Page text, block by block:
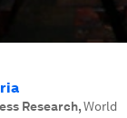
Research,World